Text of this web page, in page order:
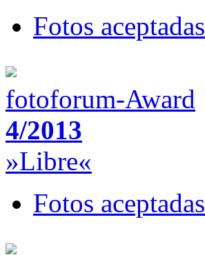
Fotos aceptadas
fotoforum-Award
4/2013
»Libre«
Fotos aceptadas